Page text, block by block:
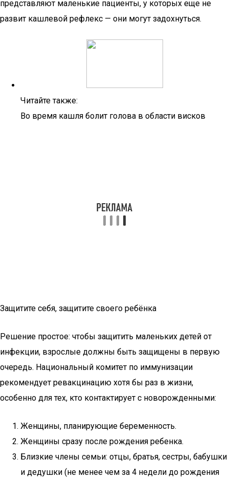
представляют маленькие пациенты, у которых еще не
развит кашлевой рефлекс — они могут задохнуться.
Читайте также:
Во время кашля болит голова в области висков
Защитите себя, защитите своего ребёнка
Решение простое: чтобы защитить маленьких детей от
инфекции, взрослые должны быть защищены в первую
очередь. Национальный комитет по иммунизации
рекомендует ревакцинацию хотя бы раз в жизни,
особенно для тех, кто контактирует с новорожденными:
Женщины, планирующие беременность.
Женщины сразу после рождения ребенка.
Близкие члены семьи: отцы, братья, сестры, бабушки
и дедушки (не менее чем за 4 недели до рождения